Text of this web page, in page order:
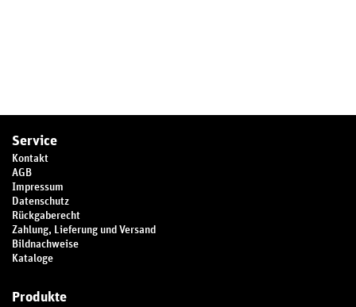
Service
Kontakt
AGB
Impressum
Datenschutz
Rückgaberecht
Zahlung, Lieferung und Versand
Bildnachweise
Kataloge
Produkte